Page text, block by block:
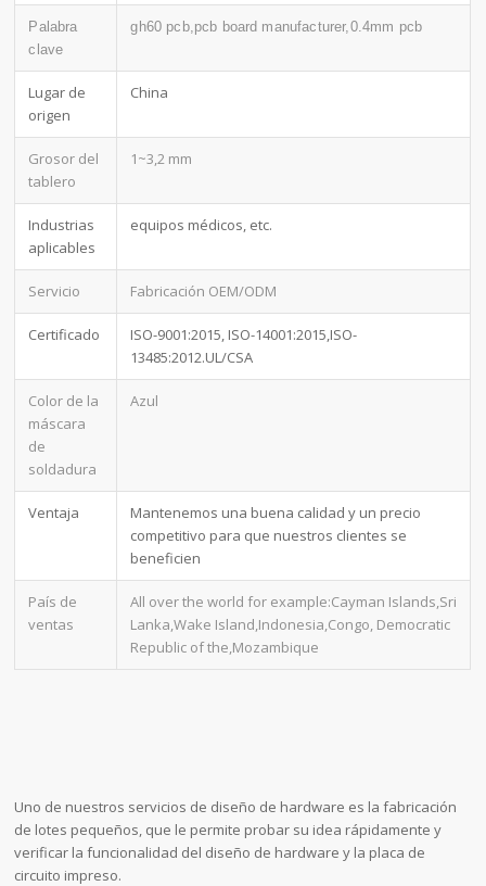
Palabra
clave
gh60 pcb,pcb board manufacturer,0.4mm pcb
Lugar de
origen
China
Grosor del
tablero
1~3,2 mm
Industrias
aplicables
equipos médicos, etc.
Servicio Fabricación OEM/ODM
Certificado
ISO-9001:2015, ISO-14001:2015,ISO-
13485:2012.UL/CSA
Color de la
máscara
de
soldadura
Azul
Ventaja
Mantenemos una buena calidad y un precio
competitivo para que nuestros clientes se
beneficien
País de
ventas
All over the world for example:Cayman Islands,Sri
Lanka,Wake Island,Indonesia,Congo, Democratic
Republic of the,Mozambique
Uno de nuestros servicios de diseño de hardware es la fabricación
de lotes pequeños, que le permite probar su idea rápidamente y
verificar la funcionalidad del diseño de hardware y la placa de
circuito impreso.